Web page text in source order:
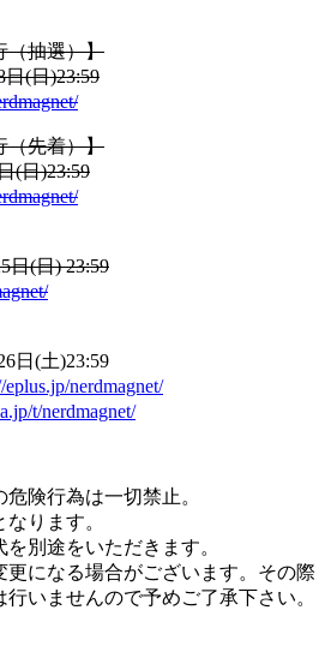
（抽選）】
日(日)23:59
（先着）】
(日)23:59
日(日) 23:59
日(土)23:59
nerdmagnet/
t/nerdmagnet/
険行為は一切禁止。
ります。
別途をいただきます。
になる場合がございます。その際
いませんので予めご了承下さい。